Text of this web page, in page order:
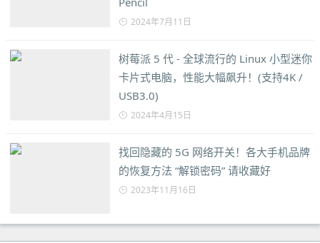
2024年7月11日
树莓派 5 代 - 全球流行的 Linux 小型迷你
卡片式电脑，性能大幅飙升！(支持4K /
USB3.0)
2024年4月15日
找回隐藏的 5G 网络开关！各大手机品牌
的恢复方法 “解锁密码” 请收藏好
2023年11月16日